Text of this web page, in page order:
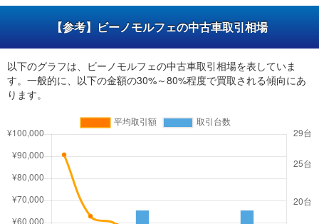
【参考】ビーノモルフェの中古車取引相場
以下のグラフは、ビーノモルフェの中古車取引相場を表していま
す。一般的に、以下の金額の30%～80%程度で買取される傾向にあ
ります。